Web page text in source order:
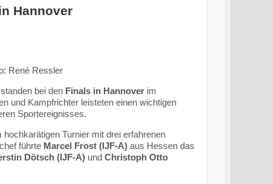
Hannover
René Ressler
bei den Finals in Hannoverim
und Kampfrichter leisteten einen wichtigen
Sportereignisses.
Turnier mit drei erfahrenen
führte Marcel Frost (IJF-A)aus Hessen das
Dötsch (IJF-A)und Christoph Otto